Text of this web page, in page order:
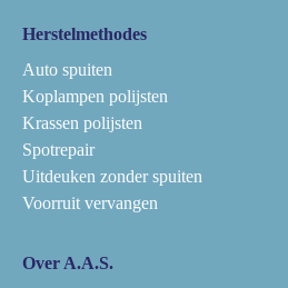
Herstelmethodes
Auto spuiten
Koplampen polijsten
Krassen polijsten
Spotrepair
Uitdeuken zonder spuiten
Voorruit vervangen
Over A.A.S.